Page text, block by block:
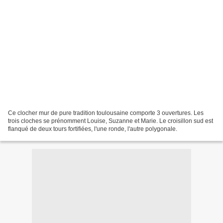
Ce clocher mur de pure tradition toulousaine comporte 3 ouvertures. Les
trois cloches se prénomment Louise, Suzanne et Marie. Le croisillon sud est
flanqué de deux tours fortifiées, l'une ronde, l'autre polygonale.